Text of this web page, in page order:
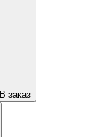
В заказ